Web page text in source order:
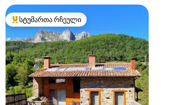
სტუმართა რჩეული მოწინავე ვარიანტი
სტუმართა რჩეული